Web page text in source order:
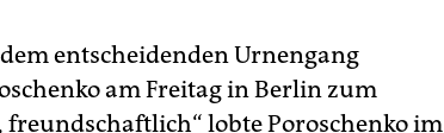
entscheidenden Urnengang
am Freitag in Berlin zum
lobte Poroschenko im